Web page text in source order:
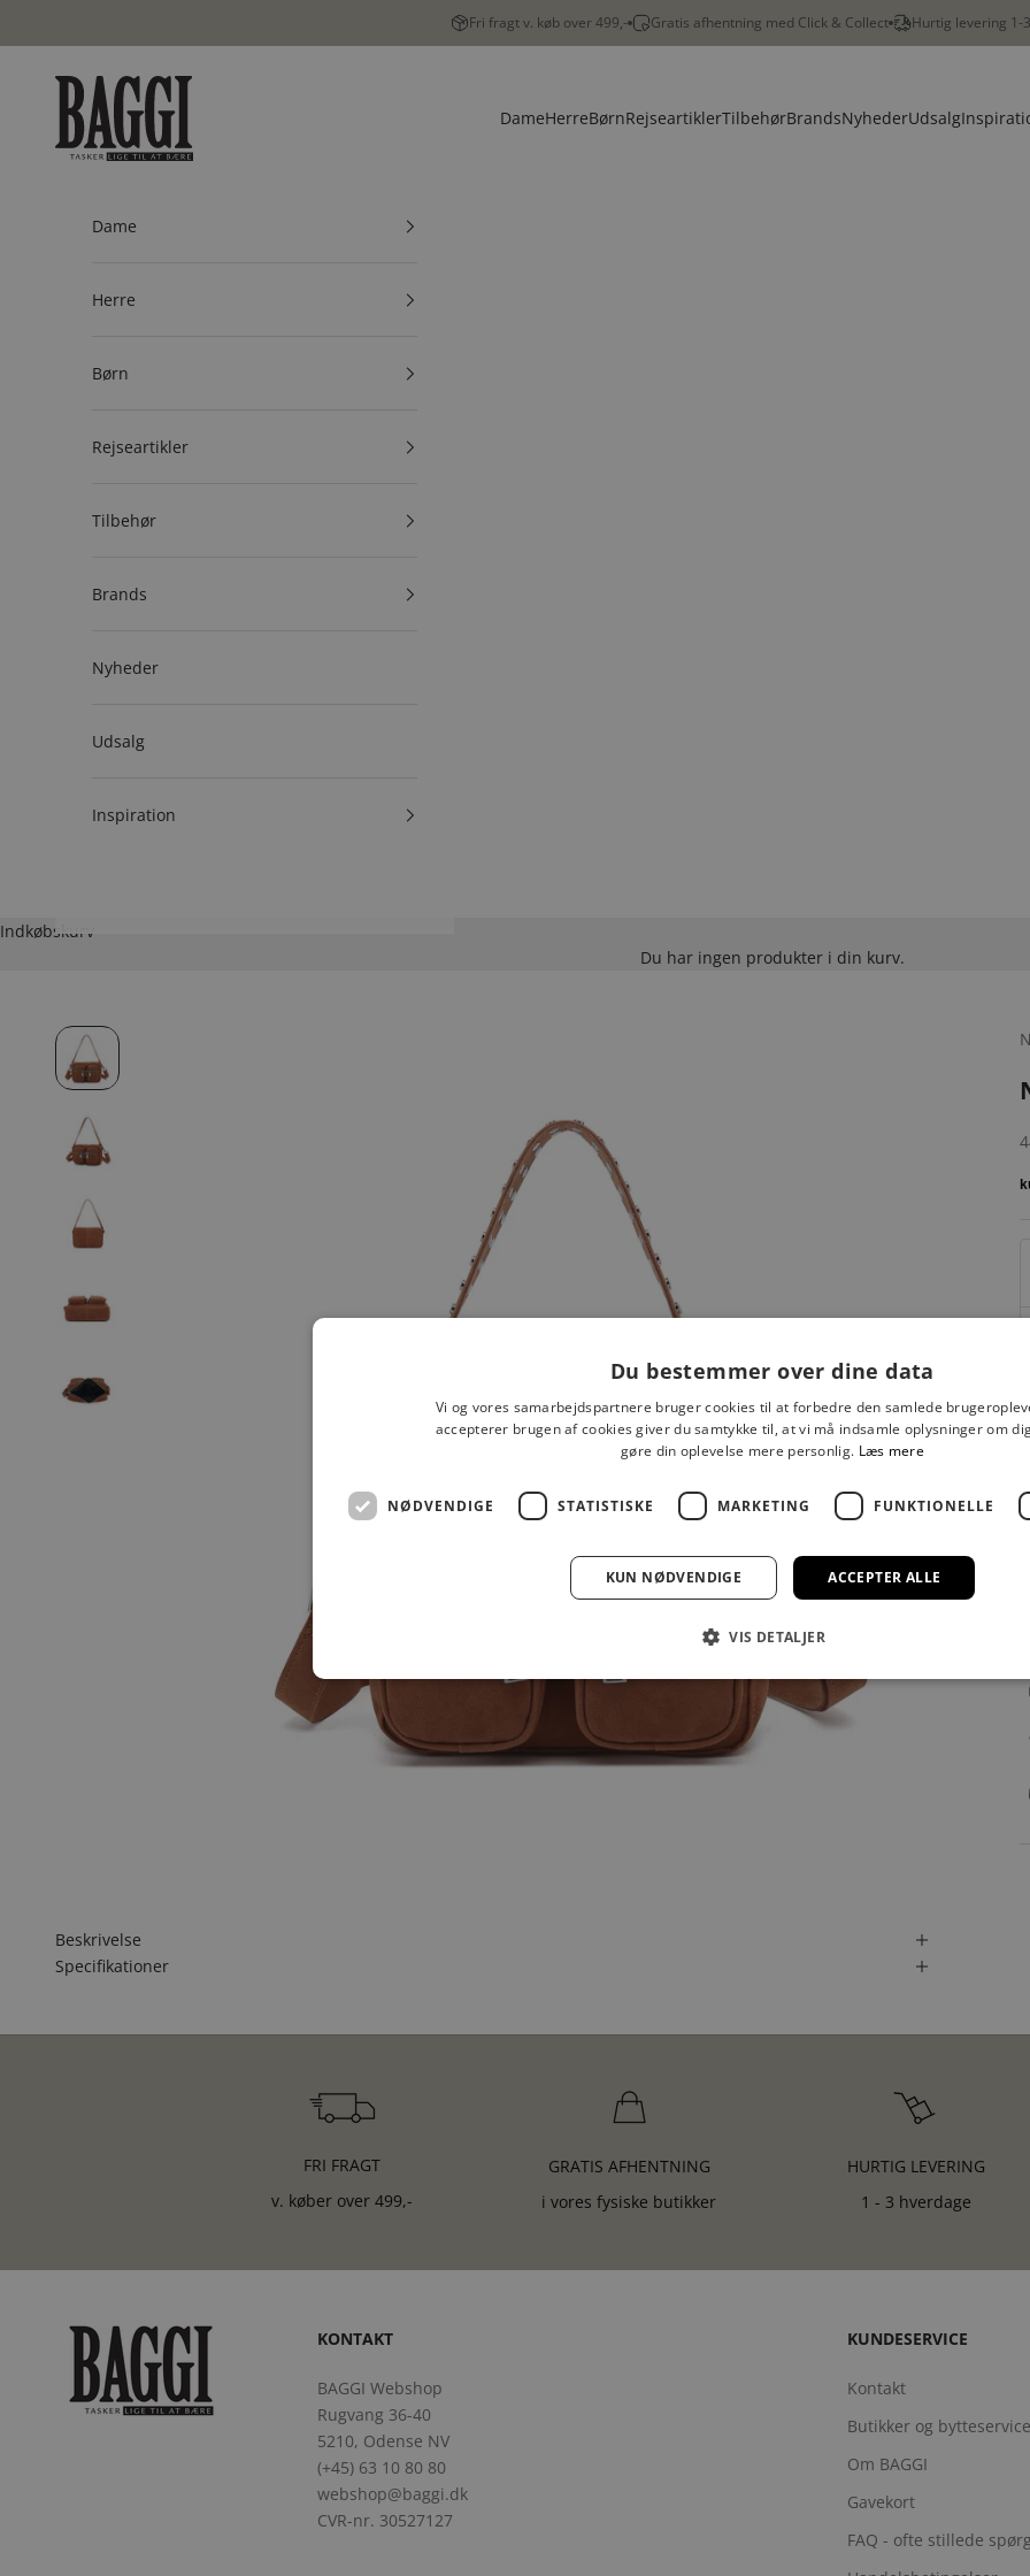
Fri fragt v. køb over 499,- Gratis afhentning med Click & Collect Hurtig levering 1-
BAGGI
DameHerreBørnRejseartiklerTilbehørBrandsNyhederUdsalg
Dame
Herre
Børn
Rejseartikler
Tilbehør
Brands
Nyheder
Udsalg
Inspiration
Indkøbskurv
Du har ingen produkter i din kurv.
Beskrivelse
Specifikationer
FRI FRAGT
v. køber over 499,-
GRATIS AFHENTNING
i vores fysiske butikker
HURTIG LEVERING
1 - 3 hverdage
KONTAKT
BAGGI Webshop
Rugvang 36-40
5210, Odense NV
(+45) 63 10 80 80
webshop@baggi.dk
CVR-nr. 30527127
KUNDESERVICE
Kontakt
Butikker og bytteservice
Om BAGGI
Gavekort
FAQ - ofte stillede
Du bestemmer over dine data
Vi og vores samarbejdspartnere bruger cookies til at forbedre den samlede
accepterer brugen af cookies giver du samtykke til, at vi må indsamle oplysninger om
gøre din oplevelse mere personlig. Læs mere
NØDVENDIGE STATISTISKE MARKETING FUNKTIONELLE
ACCEPTER ALLE
KUN NØDVENDIGE
VIS DETALJER